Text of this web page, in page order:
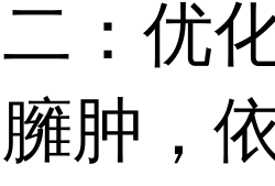
优化
肿，